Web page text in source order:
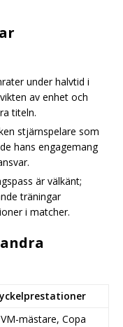
under halvtid i
av enhet och
titeln.
stjärnspelare som
hans engagemang
är välkänt;
träningar
i matcher.
mästare, Copa